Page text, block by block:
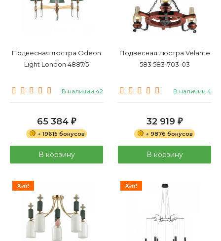
Подвесная люстра Odeon
Light London 4887/5
В наличии 42
65 384 ₽
+ 19615 бонусов
В корзину
Подвесная люстра Velante
583 583-703-03
В наличии 4
32 919 ₽
+ 9876 бонусов
В корзину
Хит! Хит!